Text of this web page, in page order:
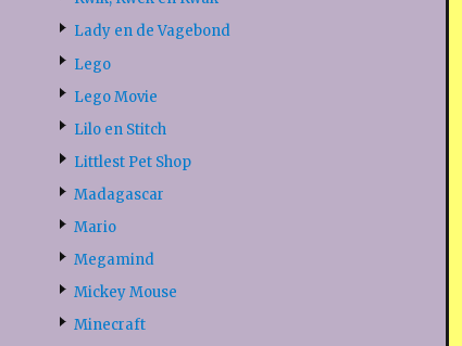
Lady en de Vagebond
Lego
Lego Movie
Lilo en Stitch
Littlest Pet Shop
Madagascar
Mario
Megamind
Mickey Mouse
Minecraft